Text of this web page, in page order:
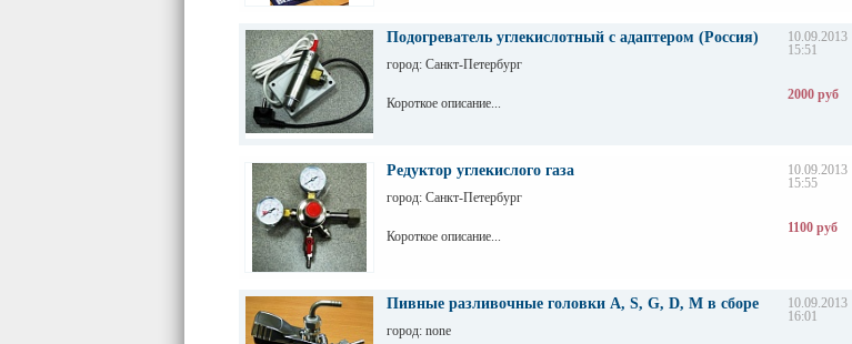
Подогреватель углекислотный с адаптером (Россия)
город: Санкт-Петербург
Короткое описание...
10.09.2013
15:51
2000 руб
Редуктор углекислого газа
город: Санкт-Петербург
Короткое описание...
10.09.2013
15:55
1100 руб
Пивные разливочные головки A, S, G, D, M в сборе
город: none
10.09.2013
16:01